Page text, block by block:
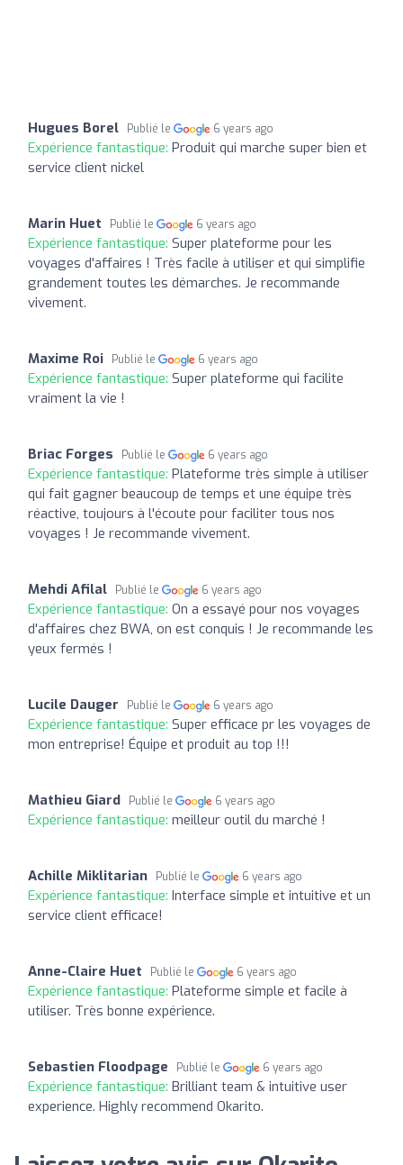
Hugues Borel Publié le 6 years ago
Expérience fantastique: Produit qui marche super bien et
service client nickel
Marin Huet Publié le 6 years ago
Expérience fantastique: Super plateforme pour les
voyages d'affaires ! Très facile à utiliser et qui simplifie
grandement toutes les démarches. Je recommande
vivement.
Maxime Roi Publié le 6 years ago
Expérience fantastique: Super plateforme qui facilite
vraiment la vie !
Briac Forges Publié le 6 years ago
Expérience fantastique: Plateforme très simple à utiliser
qui fait gagner beaucoup de temps et une équipe très
réactive, toujours à l'écoute pour faciliter tous nos
voyages ! Je recommande vivement.
Mehdi Afilal Publié le 6 years ago
Expérience fantastique: On a essayé pour nos voyages
d'affaires chez BWA, on est conquis ! Je recommande les
yeux fermés !
Lucile Dauger Publié le 6 years ago
Expérience fantastique: Super efficace pr les voyages de
mon entreprise! Équipe et produit au top !!!
Mathieu Giard Publié le 6 years ago
Expérience fantastique: meilleur outil du marché !
Achille Miklitarian Publié le 6 years ago
Expérience fantastique: Interface simple et intuitive et un
service client efficace!
Anne-Claire Huet Publié le 6 years ago
Expérience fantastique: Plateforme simple et facile à
utiliser. Très bonne expérience.
Sebastien Floodpage Publié le 6 years ago
Expérience fantastique: Brilliant team & intuitive user
experience. Highly recommend Okarito.